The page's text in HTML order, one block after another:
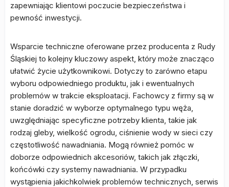
zapewniając klientowi poczucie bezpieczeństwa i
pewność inwestycji.
Wsparcie techniczne oferowane przez producenta z Rudy
Śląskiej to kolejny kluczowy aspekt, który może znacząco
ułatwić życie użytkownikowi. Dotyczy to zarówno etapu
wyboru odpowiedniego produktu, jak i ewentualnych
problemów w trakcie eksploatacji. Fachowcy z firmy są w
stanie doradzić w wyborze optymalnego typu węża,
uwzględniając specyficzne potrzeby klienta, takie jak
rodzaj gleby, wielkość ogrodu, ciśnienie wody w sieci czy
częstotliwość nawadniania. Mogą również pomóc w
doborze odpowiednich akcesoriów, takich jak złączki,
końcówki czy systemy nawadniania. W przypadku
wystąpienia jakichkolwiek problemów technicznych, serwis